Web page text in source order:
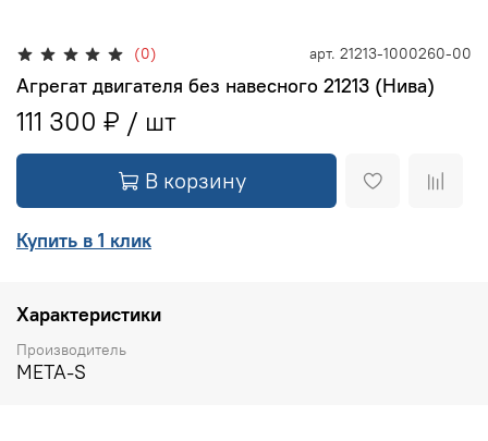
(0) арт. 21213-1000260-00
Агрегат двигателя без навесного 21213 (Нива)
111 300 ₽
В корзину
Купить в 1 клик
Характеристики
Производитель
META-S